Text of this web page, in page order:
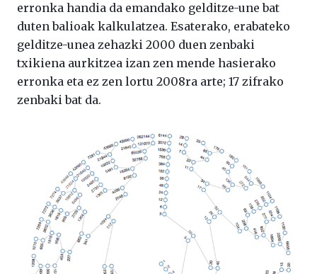
erronka handia da emandako gelditze-une bat
duten balioak kalkulatzea. Esaterako, erabateko
gelditze-unea zehazki 2000 duen zenbaki
txikiena aurkitzea izan zen mende hasierako
erronka eta ez zen lortu 2008ra arte; 17 zifrako
zenbaki bat da.